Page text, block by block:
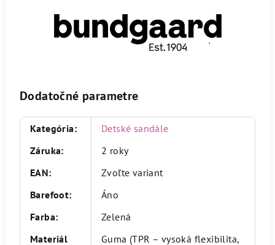
Dodatočné parametre
Kategória:
Detské sandále
Záruka:
2 roky
EAN:
Zvoľte variant
Barefoot:
Áno
Farba:
Zelená
Materiál
Guma (TPR – vysoká flexibilita,